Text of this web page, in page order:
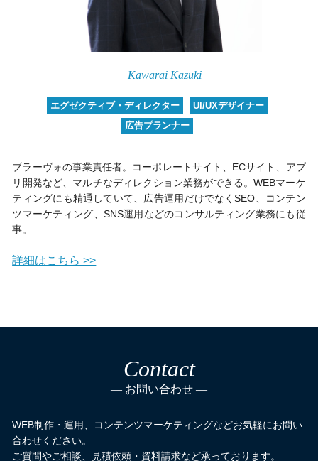
Kawarai Kazuki
エグゼクティブ・ディレクター
UI/UXデザイナー
広告プランナー
ブラーヴォの事業責任者。コーポレートサイト、ECサイト、アプ
リ開発など、マルチなディレクション業務ができる。WEBマーケ
ティングにも精通していて、広告運用だけでなくSEO、コンテン
ツマーケティング、SNS運用などのコンサルティング業務にも従
事。
詳細はこちら >>
Contact
お問い合わせ
WEB制作・運用、コンテンツマーケティングなどお気軽にお問い
合わせください。
ご質問やご相談、見積依頼・資料請求など承っております。